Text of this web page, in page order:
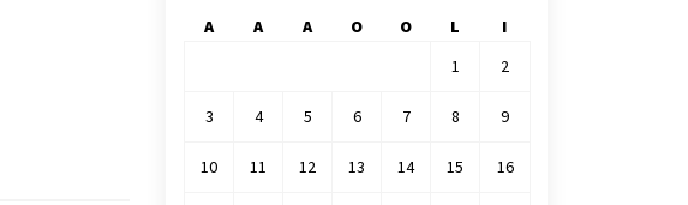
A A A O O L
I
1
2
3 4 5 6 7 8 9
10 11 12 13 14 15 16